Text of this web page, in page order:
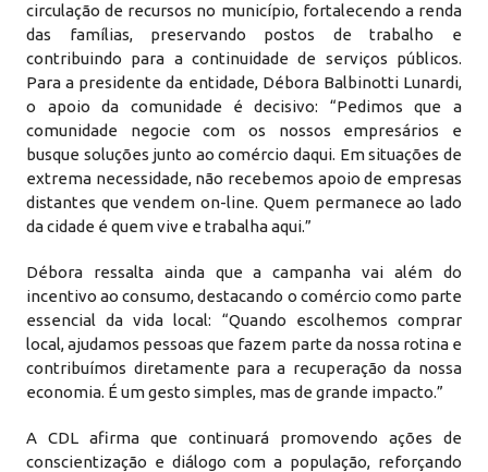
circulação de recursos no município, fortalecendo a renda
das famílias, preservando postos de trabalho e
contribuindo para a continuidade de serviços públicos.
Para a presidente da entidade, Débora Balbinotti Lunardi,
o apoio da comunidade é decisivo: “Pedimos que a
comunidade negocie com os nossos empresários e
busque soluções junto ao comércio daqui. Em situações de
extrema necessidade, não recebemos apoio de empresas
distantes que vendem on-line. Quem permanece ao lado
da cidade é quem vive e trabalha aqui.”
Débora ressalta ainda que a campanha vai além do
incentivo ao consumo, destacando o comércio como parte
essencial da vida local: “Quando escolhemos comprar
local, ajudamos pessoas que fazem parte da nossa rotina e
contribuímos diretamente para a recuperação da nossa
economia. É um gesto simples, mas de grande impacto.”
A CDL afirma que continuará promovendo ações de
conscientização e diálogo com a população, reforçando